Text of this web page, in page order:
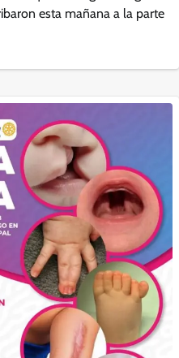
esta mañana a la parte